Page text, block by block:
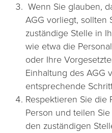
Wenn Sie glauben,
AGG vorliegt, sollten
zuständige Stelle in
wie etwa die
oder Ihre
Einhaltung des AGG
entsprechende
Respektieren Sie die
Person und teilen
den zuständigen